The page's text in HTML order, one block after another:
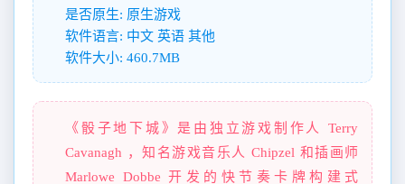
是否原生: 原生游戏
软件语言: 中文 英语 其他
软件大小: 460.7MB
《骰子地下城》是由独立游戏制作人 Terry
Cavanagh ，知名游戏音乐人 Chipzel 和插画师
Marlowe Dobbe 开发的快节奏卡牌构建式